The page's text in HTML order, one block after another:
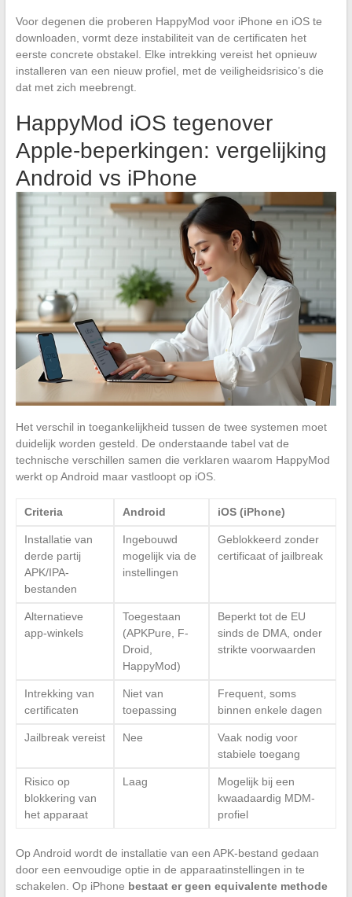
Voor degenen die proberen HappyMod voor iPhone en iOS te
downloaden, vormt deze instabiliteit van de certificaten het
eerste concrete obstakel. Elke intrekking vereist het opnieuw
installeren van een nieuw profiel, met de veiligheidsrisico’s die
dat met zich meebrengt.
HappyMod iOS tegenover
Apple-beperkingen: vergelijking
Android vs iPhone
Het verschil in toegankelijkheid tussen de twee systemen moet
duidelijk worden gesteld. De onderstaande tabel vat de
technische verschillen samen die verklaren waarom HappyMod
werkt op Android maar vastloopt op iOS.
Criteria Android iOS (iPhone)
Installatie van
derde partij
APK/IPA-
bestanden
Ingebouwd
mogelijk via de
instellingen
Geblokkeerd zonder
certificaat of jailbreak
Alternatieve
app-winkels
Toegestaan
(APKPure, F-
Droid,
HappyMod)
Beperkt tot de EU
sinds de DMA, onder
strikte voorwaarden
Intrekking van
certificaten
Niet van
toepassing
Frequent, soms
binnen enkele dagen
Jailbreak vereist Nee
Vaak nodig voor
stabiele toegang
Risico op
blokkering van
het apparaat
Laag
Mogelijk bij een
kwaadaardig MDM-
profiel
Op Android wordt de installatie van een APK-bestand gedaan
door een eenvoudige optie in de apparaatinstellingen in te
schakelen. Op iPhone bestaat er geen equivalente methode